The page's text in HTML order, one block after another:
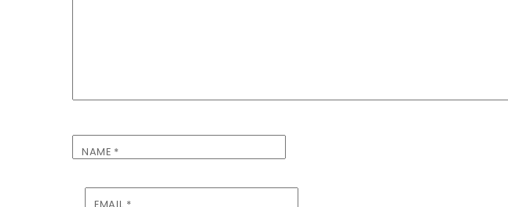
NAME *
EMAIL *